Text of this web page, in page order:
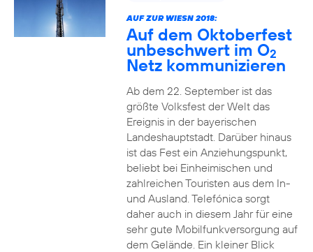
AUF ZUR WIESN 2018:
Auf dem Oktoberfest
unbeschwert im O2
Netz kommunizieren
Ab dem 22. September ist das
größte Volksfest der Welt das
Ereignis in der bayerischen
Landeshauptstadt. Darüber hinaus
ist das Fest ein Anziehungspunkt,
beliebt bei Einheimischen und
zahlreichen Touristen aus dem In-
und Ausland. Telefónica sorgt
daher auch in diesem Jahr für eine
sehr gute Mobilfunkversorgung auf
dem Gelände. Ein kleiner Blick